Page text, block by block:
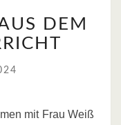
DEM
mit Frau Weiß